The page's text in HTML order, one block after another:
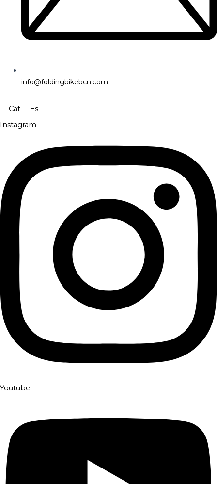
info@foldingbikebcn.com
Cat
Es
Instagram
Youtube